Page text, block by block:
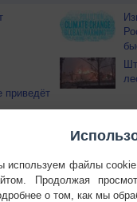
приведёт
Температура
используем файлы
Продолжая
о том, как мы